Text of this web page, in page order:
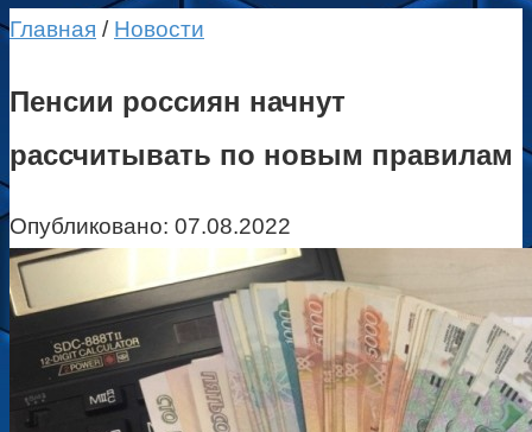
Главная / Новости
Пенсии россиян начнут
рассчитывать по новым правилам
Опубликовано: 07.08.2022